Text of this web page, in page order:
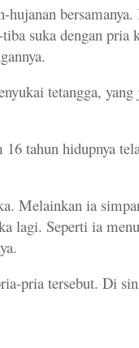
suka dengan pria
tetangga,
tahun hidupnya
Melainkan ia
lagi. Seperti ia
pria tersebut. Di